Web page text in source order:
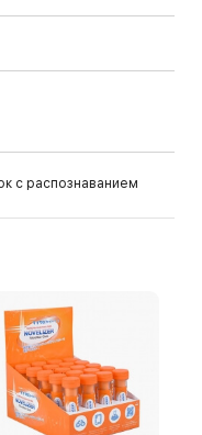
с распознаванием